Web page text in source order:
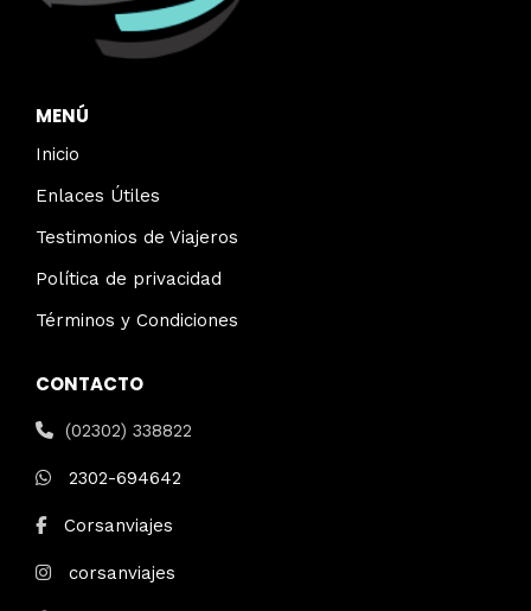
MENÚ
Inicio
Enlaces Útiles
Testimonios de Viajeros
Política de privacidad
Términos y Condiciones
CONTACTO
(02302) 338822
2302-694642
Corsanviajes
corsanviajes